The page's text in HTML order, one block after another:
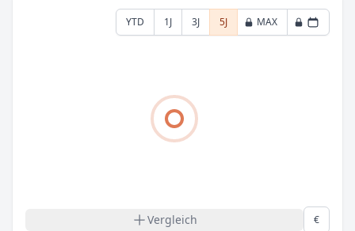
YTD 1J 3J 5J MAX
Vergleich €